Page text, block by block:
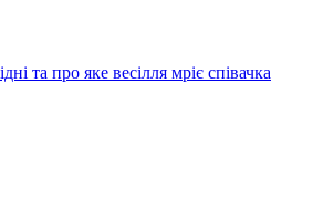
та про яке весілля мріє співачка